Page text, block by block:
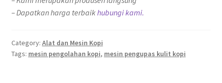
– Dapatkan harga terbaikhubungi kami.
Category: Alat dan Mesin Kopi
Tags: mesin pengolahan kopi, mesin pengupas kulit kopi